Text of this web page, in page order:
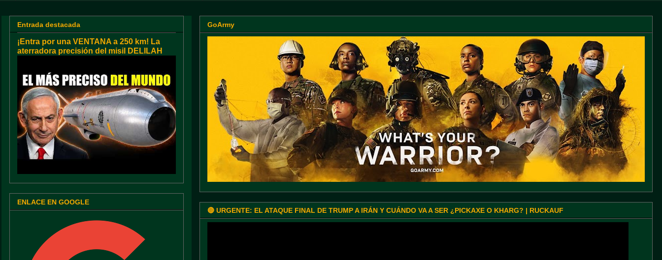
GoArmy
🔴 URGENTE: EL ATAQUE FINAL DE TRUMP A IRÁN Y CUÁNDO VA A SER ¿PICKAXE O KHARG? | RUCKAUF
Entrada destacada
¡Entra por una VENTANA a 250 km! La
aterradora precisión del misil DELILAH
ENLACE EN GOOGLE